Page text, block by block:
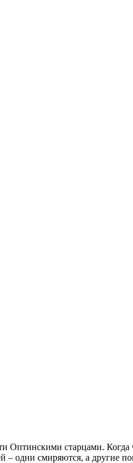
Оптинскими старцами. Когда
– одни смиряются, а другие